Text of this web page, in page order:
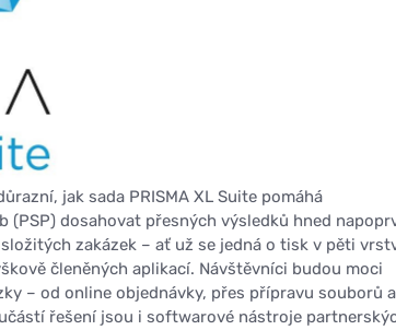
jak sada PRISMA XL Suite pomáhá
dosahovat přesných výsledků hned
zakázek – ať už se jedná o tisk v pěti
členěných aplikací. Návštěvníci budou moci
– od online objednávky, přes přípravu souborů a
řešení jsou i softwarové nástroje